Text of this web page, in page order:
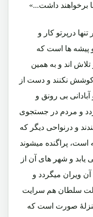
برخواهند داشت...»
تنها درپرتو کار و
ها است که
تلاش اند و به همین
نکنند و دست از
آبادانی بی رونق و
و مردم در جستجوی
و درنواحی دیگر که
است، پراگنده میشوند
یابد و شهر های آن از
ویران میگردد و
سلطان هم سرایت
منزلۀ صورت است که